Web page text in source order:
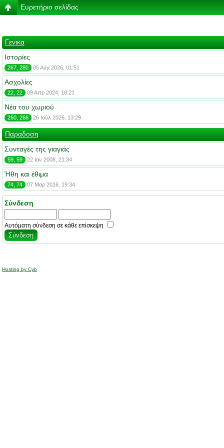
Ευρετήριο σελίδας
Γενικα
Ιστορίες
267, 280 05 Αύγ 2026, 01:51
Ασχολίες
22, 22 09 Απρ 2024, 18:21
Νέα του χωριού
260, 266 26 Ιούλ 2026, 13:29
Παραδοση
Συνταγές της γιαγιάς
59, 59 22 Ιαν 2008, 21:34
Ήθη και έθιμα
74, 74 07 Μαρ 2016, 19:34
Σύνδεση
Αυτόματη σύνδεση σε κάθε επίσκεψη
Hosting by Cyb